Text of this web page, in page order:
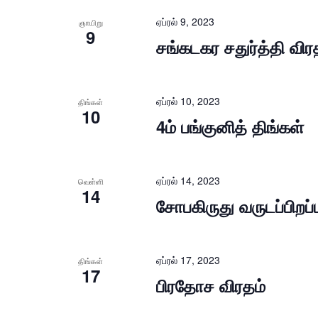
ஞாயிறு
9 சங்கடகர சதுர்த்தி
ஏப்ரல் 9, 2023
திங்கள்
10 4ம் பங்குனித் திங்கள்
ஏப்ரல் 10, 2023
வெள்ளி
14 சோபகிருது
ஏப்ரல் 14, 2023
திங்கள்
17 பிரதோச விரதம்
ஏப்ரல் 17, 2023